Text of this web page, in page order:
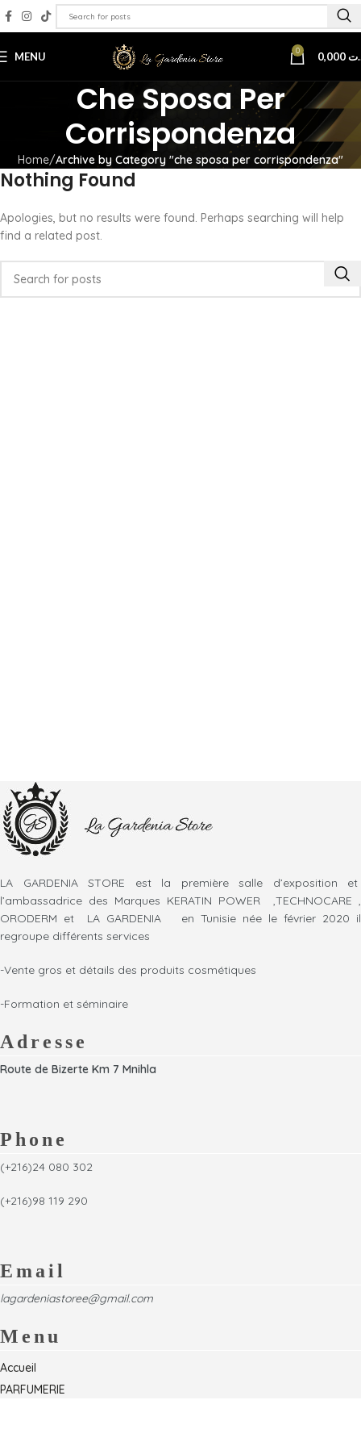
MENU 0
Che Sposa Per
Corrispondenza
Home Archive by Category "che sposa per corrispondenza"
Nothing Found
Apologies, but no results were found. Perhaps searching will help
find a related post.
LA GARDENIA STORE est la première salle d’exposition et
l’ambassadrice des Marques KERATIN POWER ,TECHNOCARE ,
ORODERM et LA GARDENIA en Tunisie née le février 2020 il
regroupe différents services
-Vente gros et détails des produits cosmétiques
-Formation et séminaire
Adresse
Route de Bizerte Km 7 Mnihla
Phone
(+216)24 080 302
(+216)98 119 290
Email
lagardeniastoree@gmail.com
Menu
Accueil
PARFUMERIE